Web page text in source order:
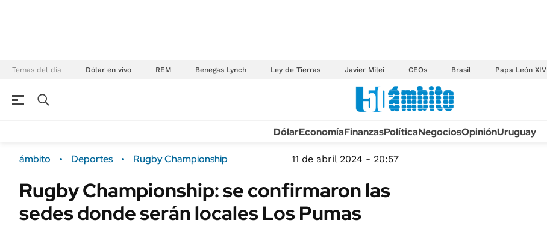
Temas del día Dólar en vivo REM Benegas Lynch Ley de Tierras Javier Milei CEOs Brasil Papa León XIV
Campo
FINANZAS
Real Estate
Sustentabilidad
Seguros
TECNOLOGÍA
MÉXICO
MUNDO
INFORMACIÓN GENERAL
DólarEconomíaFinanzasPolíticaNegociosOpiniónUruguay
ámbito Deportes Rugby Championship 11 de abril 2024 - 20:57
Rugby Championship: se confirmaron las
sedes donde serán locales Los Pumas